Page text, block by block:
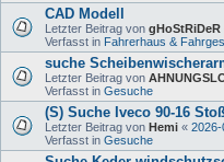
CAD Modell
Letzter Beitrag von gHoStRiDeR
Verfasst in Fahrerhaus &
suche
Letzter Beitrag von
Verfasst in Gesuche
(S) Suche Iveco 90-16
Letzter Beitrag von Hemi « 2026-
Verfasst in Gesuche